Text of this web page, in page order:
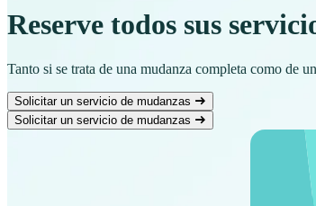
Reserve todos sus
Tanto si se trata de una mudanza completa como de
Solicitar un servicio de mudanzas
Solicitar un servicio de mudanzas